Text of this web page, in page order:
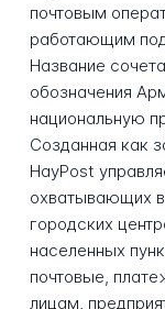
почтовым
работающим
Название
обозначения
национальную
Созданная как
HayPost
охватывающих
городских
населенных
почтовые,
лицам,